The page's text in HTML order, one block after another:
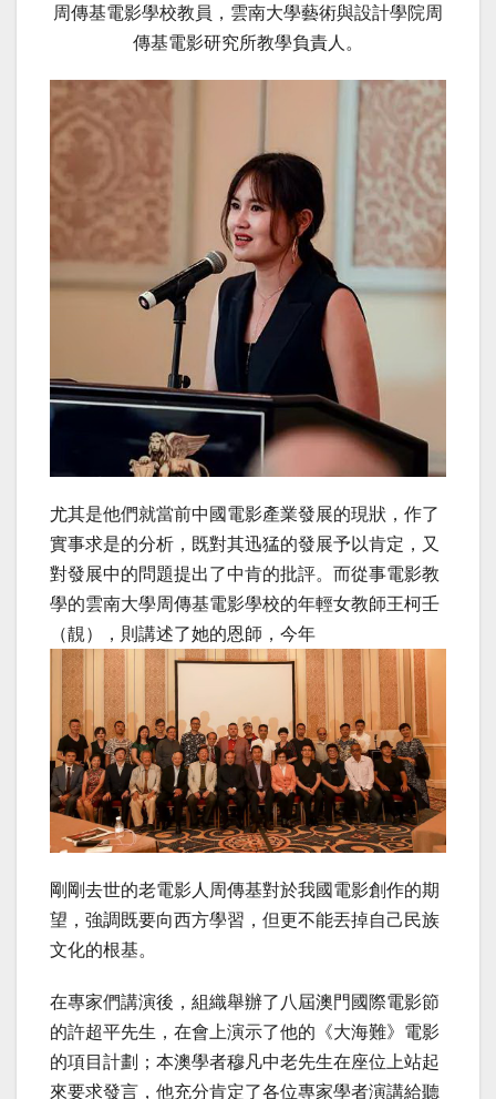
周傳基電影學校教員，雲南大學藝術與設計學院周
傳基電影研究所教學負責人。
尤其是他們就當前中國電影產業發展的現狀，作了
實事求是的分析，既對其迅猛的發展予以肯定，又
對發展中的問題提出了中肯的批評。而從事電影教
學的雲南大學周傳基電影學校的年輕女教師王柯壬
（靚），則講述了她的恩師，今年
剛剛去世的老電影人周傳基對於我國電影創作的期
望，強調既要向西方學習，但更不能丟掉自己民族
文化的根基。
在專家們講演後，組織舉辦了八屆澳門國際電影節
的許超平先生，在會上演示了他的《大海難》電影
的項目計劃；本澳學者穆凡中老先生在座位上站起
來要求發言，他充分肯定了各位專家學者演講給聽